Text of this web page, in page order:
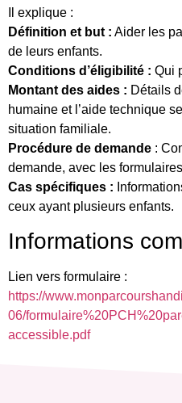
Il explique :
Définition et but : Aider les
de leurs enfants.
Conditions d’éligibilité : Qui
Montant des aides : Détails
humaine et l’aide technique
situation familiale.
Procédure de demande :
demande, avec les
Cas spécifiques :
ceux ayant plusieurs enfants.
Informations
Lien vers formulaire :
https://
06/
accessible.pdf